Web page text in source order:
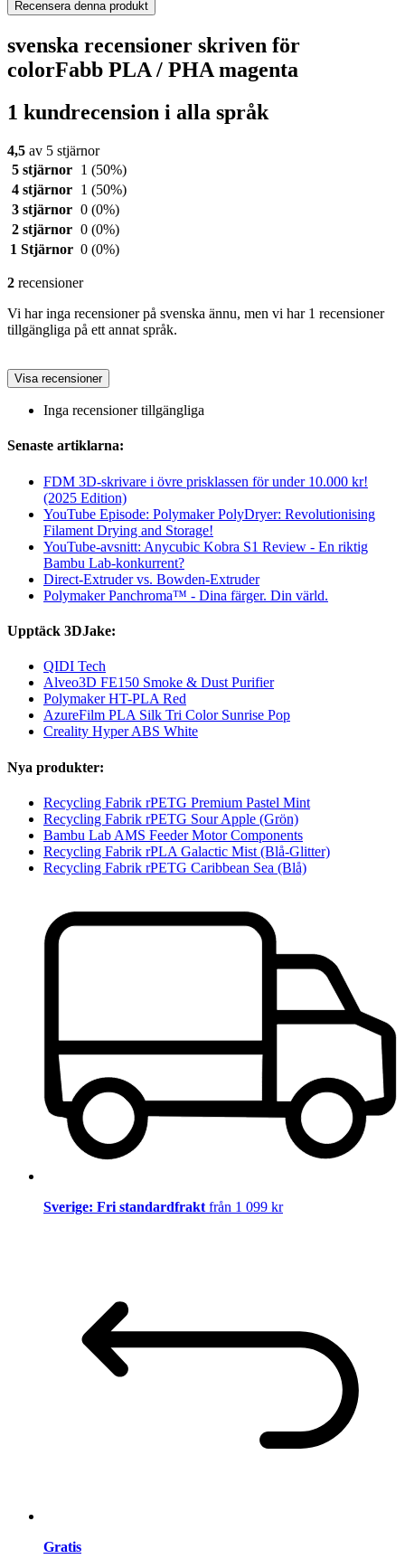
Recensera denna produkt
svenska recensioner skriven för
colorFabb PLA / PHA magenta
1 kundrecension i alla språk
4,5 av 5 stjärnor
5 stjärnor
1 (50%)
4 stjärnor
1 (50%)
3 stjärnor 0 (0%)
2 stjärnor 0 (0%)
1 Stjärnor 0 (0%)
2 recensioner
Vi har inga recensioner på svenska ännu, men vi har 1 recensioner
tillgängliga på ett annat språk.
Visa recensioner
Inga recensioner tillgängliga
Senaste artiklarna:
FDM 3D-skrivare i övre prisklassen för under 10.000 kr!
(2025 Edition)
YouTube Episode: Polymaker PolyDryer: Revolutionising
Filament Drying and Storage!
YouTube-avsnitt: Anycubic Kobra S1 Review - En riktig
Bambu Lab-konkurrent?
Direct-Extruder vs. Bowden-Extruder
Polymaker Panchroma™ - Dina färger. Din värld.
Upptäck 3DJake:
QIDI Tech
Alveo3D FE150 Smoke & Dust Purifier
Polymaker HT-PLA Red
AzureFilm PLA Silk Tri Color Sunrise Pop
Creality Hyper ABS White
Nya produkter:
Recycling Fabrik rPETG Premium Pastel Mint
Recycling Fabrik rPETG Sour Apple (Grön)
Bambu Lab AMS Feeder Motor Components
Recycling Fabrik rPLA Galactic Mist (Blå-Glitter)
Recycling Fabrik rPETG Caribbean Sea (Blå)
Sverige: Fri standardfrakt från 1 099 kr
Gratis